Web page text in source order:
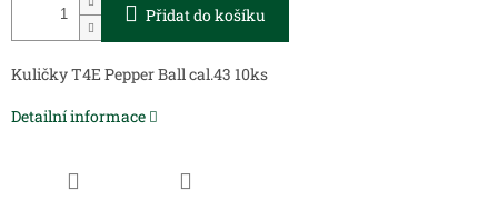
Přidat do košíku
Kuličky T4E Pepper Ball cal.43 10ks
Detailní informace